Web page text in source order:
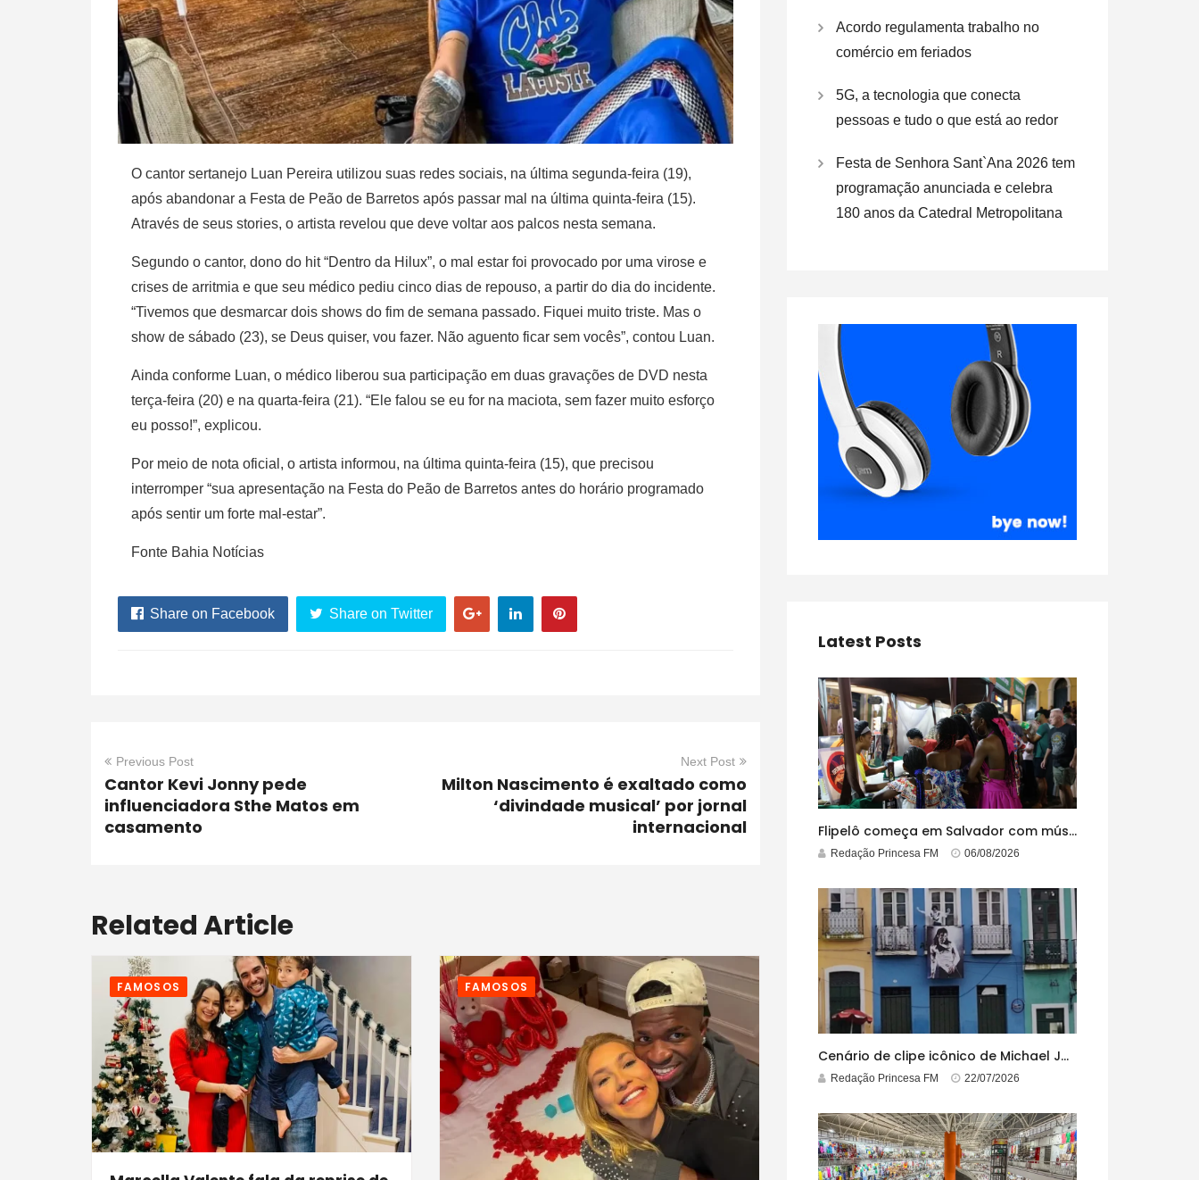
O cantor sertanejo Luan Pereira utilizou suas redes sociais, na última segunda-feira (19),
após abandonar a Festa de Peão de Barretos após passar mal na última quinta-feira (15).
Através de seus stories, o artista revelou que deve voltar aos palcos nesta semana.
Segundo o cantor, dono do hit “Dentro da Hilux”, o mal estar foi provocado por uma virose e
crises de arritmia e que seu médico pediu cinco dias de repouso, a partir do dia do incidente.
“Tivemos que desmarcar dois shows do fim de semana passado. Fiquei muito triste. Mas o
show de sábado (23), se Deus quiser, vou fazer. Não aguento ficar sem vocês”, contou Luan.
Ainda conforme Luan, o médico liberou sua participação em duas gravações de DVD nesta
terça-feira (20) e na quarta-feira (21). “Ele falou se eu for na maciota, sem fazer muito esforço
eu posso!”, explicou.
Por meio de nota oficial, o artista informou, na última quinta-feira (15), que precisou
interromper “sua apresentação na Festa do Peão de Barretos antes do horário programado
após sentir um forte mal-estar”.
Fonte Bahia Notícias
Share on Facebook Share on Twitter
Previous Post
Cantor Kevi Jonny pede
influenciadora Sthe Matos em
casamento
Next Post
Milton Nascimento é exaltado como
‘divindade musical’ por jornal
internacional
Related Article
FAMOSOS FAMOSOS
Acordo regulamenta trabalho no
comércio em feriados
5G, a tecnologia que conecta
pessoas e tudo o que está ao redor
Festa de Senhora Sant`Ana 2026 tem
programação anunciada e celebra
180 anos da Catedral Metropolitana
Latest Posts
Flipelô começa em Salvador com música, poesia e grande participação
Redação Princesa FM 06/08/2026
Cenário de clipe icônico de Michael Jackson, casarão azul no centro do Pelourinho enfrenta ordem de desocupação
Redação Princesa FM 22/07/2026